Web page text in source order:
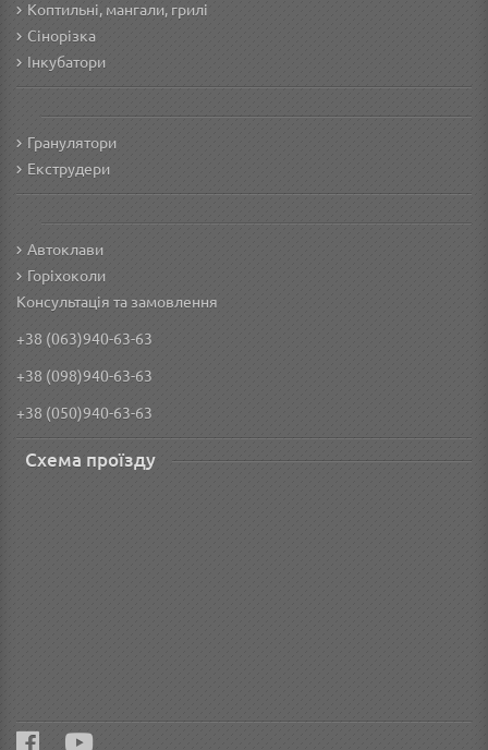
Коптильні, мангали, грилі
Сінорізка
Інкубатори
Гранулятори
Екструдери
Автоклави
Горіхоколи
Консультація та замовлення
+38 (063)940-63-63
+38 (098)940-63-63
+38 (050)940-63-63
Схема проїзду